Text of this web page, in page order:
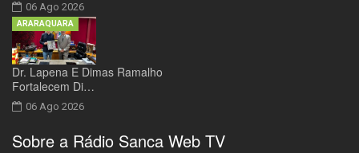
06 Ago 2026
Dr. Lapena E Dimas Ramalho
Fortalecem Di…
06 Ago 2026
ARARAQUARA
Sobre a Rádio Sanca Web TV